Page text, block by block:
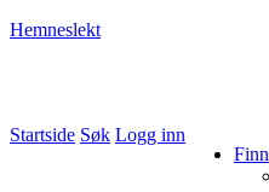
Hemneslekt
Startside Søk Logg inn
Finn